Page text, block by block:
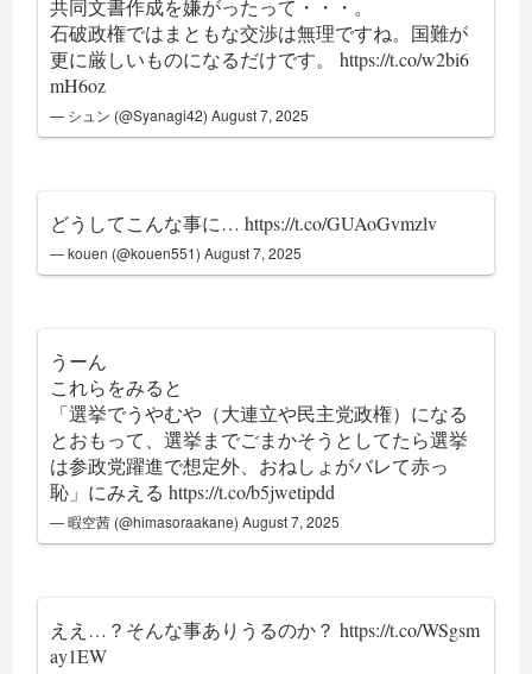
共同文書作成を嫌がったって・・・。
石破政権ではまともな交渉は無理ですね。国難が
更に厳しいものになるだけです。https://t.co/w2bi6
mH6oz
— シュン (@Syanagi42)August 7, 2025
どうしてこんな事に…https://t.co/GUAoGvmzlv
— kouen (@kouen551)August 7, 2025
うーん
これらをみると
「選挙でうやむや（大連立や民主党政権）になる
とおもって、選挙までごまかそうとしてたら選挙
は参政党躍進で想定外、おねしょがバレて赤っ
恥」にみえるhttps://t.co/b5jwetipdd
— 暇空茜 (@himasoraakane)August 7, 2025
ええ…？そんな事ありうるのか？https://t.co/WSgsm
ay1EW